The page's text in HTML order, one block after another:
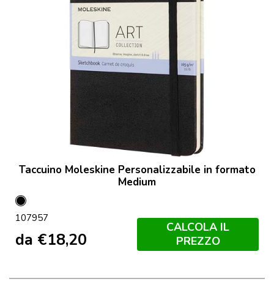
Taccuino Moleskine Personalizzabile in formato
Medium
Nero
107957
da €18,20
CALCOLA IL
PREZZO